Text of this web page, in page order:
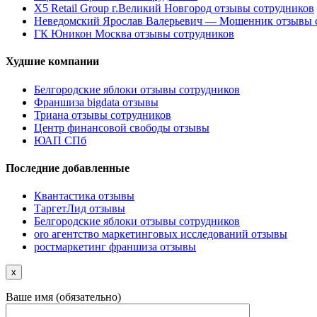
X5 Retail Group г.Великий Новгород отзывы сотрудников
Неведомский Ярослав Валерьевич — Мошенник отзывы
ГК Юникон Москва отзывы сотрудников
Худшие компании
Белгородские яблоки отзывы сотрудников
Франшиза bigdata отзывы
Триана отзывы сотрудников
Центр финансовой свободы отзывы
ЮАП СПб
Последние добавленные
Квантастика отзывы
ТаргетЛид отзывы
Белгородские яблоки отзывы сотрудников
oro агентство маркетинговых исследований отзывы
ростмаркетинг франшиза отзывы
x
Ваше имя (обязательно)